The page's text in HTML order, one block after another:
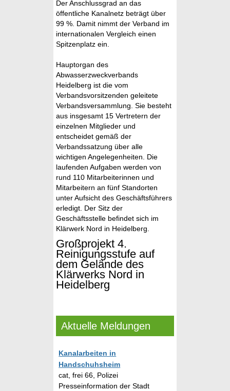
Der Anschlussgrad an das
öffentliche Kanalnetz beträgt über
99 %. Damit nimmt der Verband im
internationalen Vergleich einen
Spitzenplatz ein.
Hauptorgan des
Abwasserzweckverbands
Heidelberg ist die vom
Verbandsvorsitzenden geleitete
Verbandsversammlung. Sie besteht
aus insgesamt 15 Vertretern der
einzelnen Mitglieder und
entscheidet gemäß der
Verbandssatzung über alle
wichtigen Angelegenheiten. Die
laufenden Aufgaben werden von
rund 110 Mitarbeiterinnen und
Mitarbeitern an fünf Standorten
unter Aufsicht des Geschäftsführers
erledigt. Der Sitz der
Geschäftsstelle befindet sich im
Klärwerk Nord in Heidelberg.
Großprojekt 4.
Reinigungsstufe auf
dem Gelände des
Klärwerks Nord in
Heidelberg
Aktuelle Meldungen
Kanalarbeiten in
Handschuhsheim
cat, frei 66, Polizei
Presseinformation der Stadt